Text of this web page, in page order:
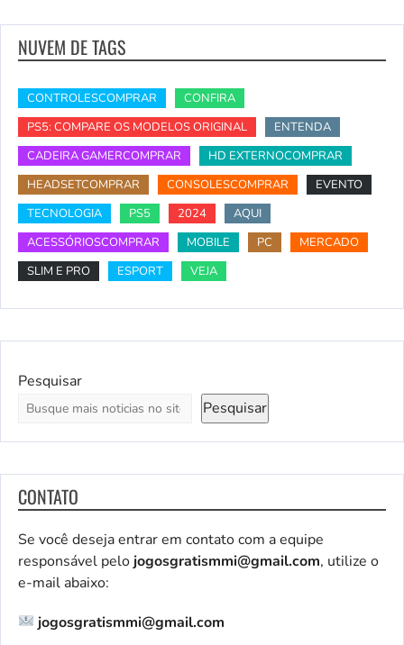
NUVEM DE TAGS
CONTROLESCOMPRAR
CONFIRA
PS5: COMPARE OS MODELOS ORIGINAL
ENTENDA
CADEIRA GAMERCOMPRAR
HD EXTERNOCOMPRAR
HEADSETCOMPRAR
CONSOLESCOMPRAR
EVENTO
TECNOLOGIA
PS5 2024
AQUI
ACESSÓRIOSCOMPRAR
MOBILE PC
MERCADO
SLIM E PRO
ESPORT VEJA
Pesquisar
Pesquisar
CONTATO
Se você deseja entrar em contato com a equipe
responsável pelo jogosgratismmi@gmail.com, utilize o
e-mail abaixo:
jogosgratismmi@gmail.com